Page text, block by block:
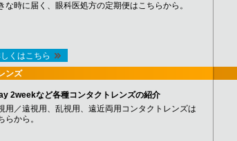
な時に届く、眼科医処方の定期便はこちらから。
くはこちら
ンズ
2weekなど各種コンタクトレンズの紹介
用／遠視用、乱視用、遠近両用コンタクトレンズは
らから。